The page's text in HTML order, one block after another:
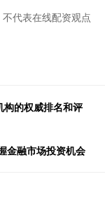
代表在线配资观点
的权威排名和评
金融市场投资机会